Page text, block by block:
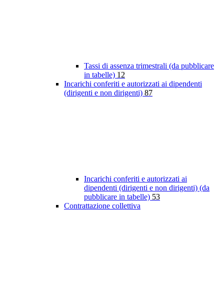
Tassi di assenza trimestrali (da pubblicare
in tabelle) 12
Incarichi conferiti e autorizzati ai dipendenti
(dirigenti e non dirigenti) 87
Incarichi conferiti e autorizzati ai
dipendenti (dirigenti e non dirigenti) (da
pubblicare in tabelle) 53
Contrattazione collettiva